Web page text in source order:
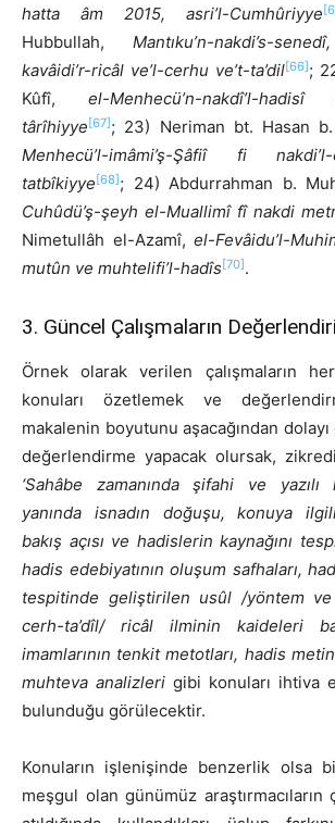
hatta âm 2015, asri’l-Cumhûriyye
Hubbullah, Mantıku’n-nakdi’s-
kavâidi’r-ricâl ve’l-cerhu ve’t-ta’dil[66];
Kûfî, el-Menhecü’n-nakdî’l-hadisî
târîhiyye[67]; 23) Neriman bt. Hasan
Menhecü’l-imâmi’ş-Şâfiî fi
tatbîkiyye[68]; 24) Abdurrahman b.
Cuhûdü’ş-şeyh el-Muallimî fî nakdi
Nimetullâh el-Azamî, el-Fevâidu’l-
mutûn ve muhtelifi’l-hadîs[70].
3. Güncel Çalışmaların
Örnek olarak verilen çalışmaların
konuları özetlemek ve
makalenin boyutunu aşacağından
değerlendirme yapacak olursak,
‘Sahâbe zamanında şifahi ve
yanında isnadın doğuşu, konuya
bakış açısı ve hadislerin kaynağını
hadis edebiyatının oluşum safhaları,
tespitinde geliştirilen usûl /yöntem ve
cerh-ta’dîl/ ricâl ilminin kaideleri
imamlarının tenkit metotları, hadis
muhteva analizleri gibi konuları ihtiva
bulunduğu görülecektir.
Konuların işlenişinde benzerlik olsa
meşgul olan günümüz araştırmacıların